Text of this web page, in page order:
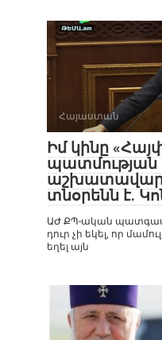
Հայաստան
Իմ կինը
պատմության
տնօրենն է.
ԱԺ ՔՊ-ական
դուր չի եկել, որ
եղել այն